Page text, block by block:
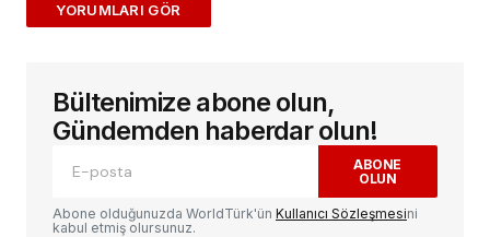
ADD A COMMENT
E-posta adresiniz yayınlanmayacak.
alanlar*ile işaretlenmişlerdir
Yorum
Bültenimize abone olun,
Gündemden haberdar olun!
ABONE
OLUN
Abone olduğunuzda WorldTürk'ün Kullanıcı Sözleşmesini
kabul etmiş olursunuz.